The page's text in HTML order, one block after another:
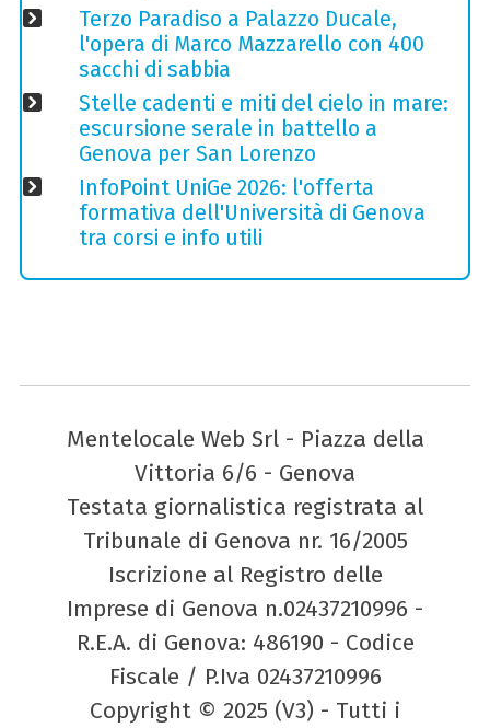
Terzo Paradiso a Palazzo Ducale,
l'opera di Marco Mazzarello con 400
sacchi di sabbia
Stelle cadenti e miti del cielo in mare:
escursione serale in battello a
Genova per San Lorenzo
InfoPoint UniGe 2026: l'offerta
formativa dell'Università di Genova
tra corsi e info utili
Mentelocale Web Srl - Piazza della
Vittoria 6/6 - Genova
Testata giornalistica registrata al
Tribunale di Genova nr. 16/2005
Iscrizione al Registro delle
Imprese di Genova n.02437210996 -
R.E.A. di Genova: 486190 - Codice
Fiscale / P.Iva 02437210996
Copyright © 2025 (V3) - Tutti i